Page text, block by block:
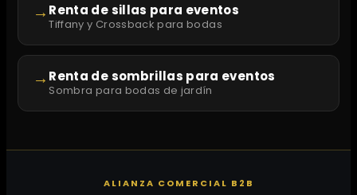
→ Renta de sillas para eventos
Tiffany y Crossback para bodas
→ Renta de sombrillas para eventos
Sombra para bodas de jardín
ALIANZA COMERCIAL B2B